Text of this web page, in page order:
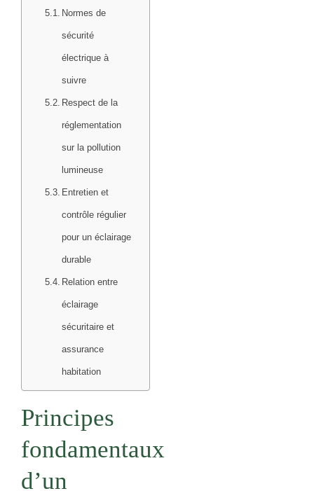
Normes de
sécurité
électrique à
suivre
Respect de la
réglementation
sur la pollution
lumineuse
Entretien et
contrôle régulier
pour un éclairage
durable
Relation entre
éclairage
sécuritaire et
assurance
habitation
Principes
fondamentaux
d’un